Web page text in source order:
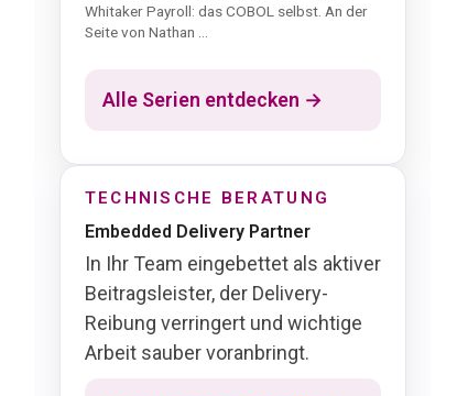
Whitaker Payroll: das COBOL selbst. An der
Seite von Nathan ...
Alle Serien entdecken →
TECHNISCHE BERATUNG
Embedded Delivery Partner
In Ihr Team eingebettet als aktiver
Beitragsleister, der Delivery-
Reibung verringert und wichtige
Arbeit sauber voranbringt.